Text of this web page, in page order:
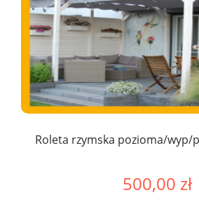
Roleta rzymska pozioma/wyp/
500,00 zł